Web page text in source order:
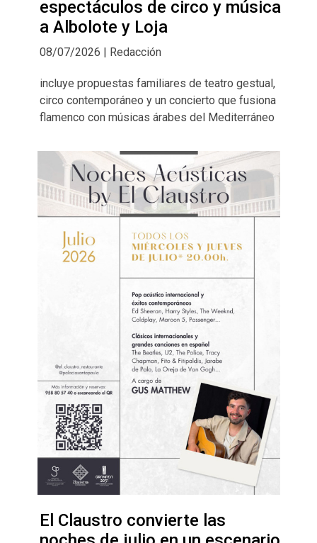
espectáculos de circo y música
a Albolote y Loja
08/07/2026 | Redacción
incluye propuestas familiares de teatro gestual,
circo contemporáneo y un concierto que fusiona
flamenco con músicas árabes del Mediterráneo
El Claustro convierte las